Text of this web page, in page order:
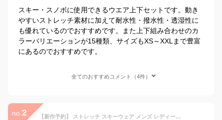
スキー・スノボに使用できるウエア上下セットです。動き
やすいストレッチ素材に加えて耐水性・撥水性・透湿性に
も優れているのでおすすめです。また上下組み合わせのカ
ラーバリエーションが15種類、サイズもXS～XXLまで豊富
にあるのでおすすめです。
全てのおすすめコメント（4件）
no. 2 【新作予約】 ストレッチ スキーウェア メンズ レディース 上下セット スキーウエア 雪遊び スノーウェア マウンテン ジャケット パンツ ウェア ウエア 激安 スノーボードウェア スノボーウェア スノボウェア ボードウェア も取り扱い POSKI-129NW